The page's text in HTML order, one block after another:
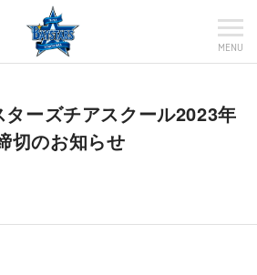
MENU
ーズチアスクール2023年
切のお知らせ